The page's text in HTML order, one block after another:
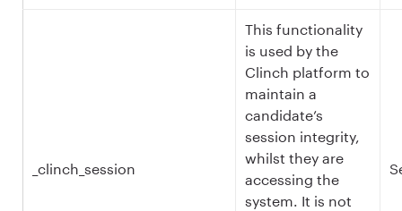
_clinch_session
This functionality
is used by the
Clinch platform to
maintain a
candidate’s
session integrity,
whilst they are
accessing the
system. It is not